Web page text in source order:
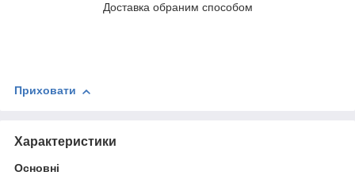
Доставка обраним способом
Приховати
Характеристики
Основні